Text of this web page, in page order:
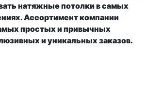
натяжные потолки в самых
Ассортимент компании
простых и привычных
и уникальных заказов.